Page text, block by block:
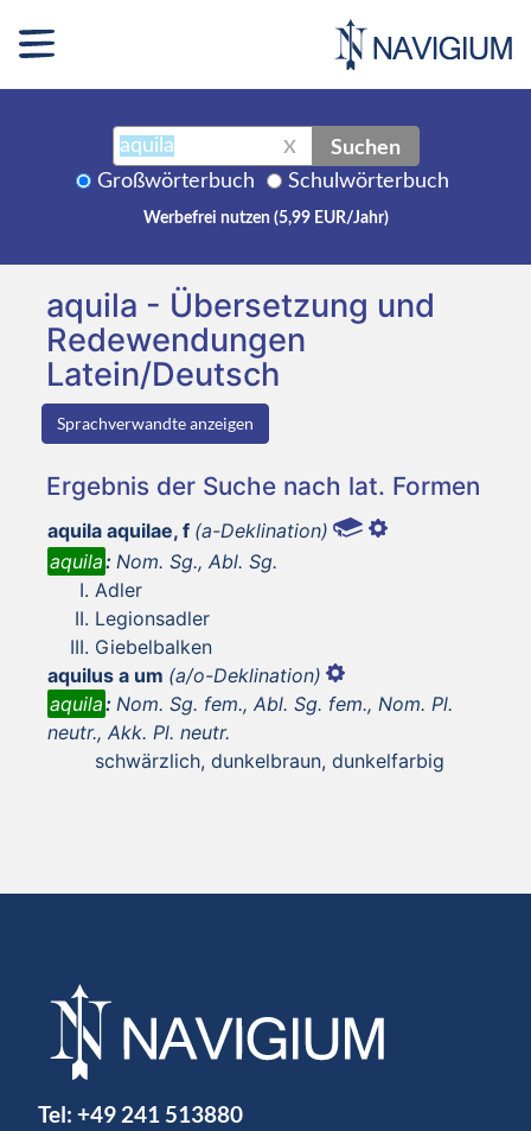
X Suchen
Großwörterbuch Schulwörterbuch
Werbefrei nutzen (5,99 EUR/Jahr)
aquila - Übersetzung und
Redewendungen
Latein/Deutsch
Sprachverwandte anzeigen
Ergebnis der Suche nach lat. Formen
aquila aquilae, f (a-Deklination)
aquila: Nom. Sg., Abl. Sg.
Adler
Legionsadler
Giebelbalken
aquilus a um (a/o-Deklination)
aquila: Nom. Sg. fem., Abl. Sg. fem., Nom. Pl.
neutr., Akk. Pl. neutr.
schwärzlich, dunkelbraun, dunkelfarbig
Tel: +49 241 513880